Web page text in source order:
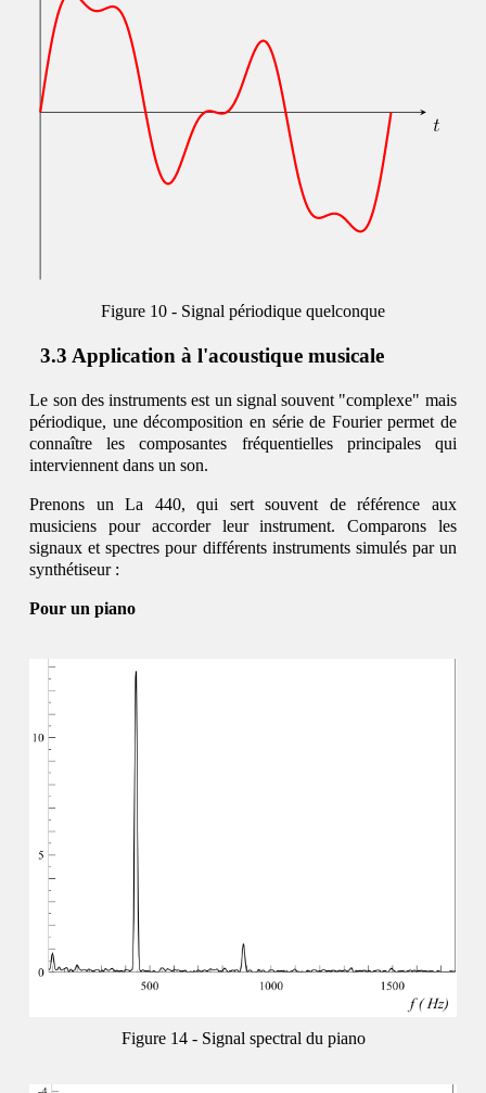
Signal périodique quelconque
Application à l'acoustique musicale
Le son des instruments est un signal souvent "complexe" mais
périodique, une décomposition en série de Fourier permet de
connaître les composantes fréquentielles principales qui
interviennent dans un son.
Prenons un La 440, qui sert souvent de référence aux
musiciens pour accorder leur instrument. Comparons les
signaux et spectres pour différents instruments simulés par un
synthétiseur :
Pour un piano
Signal spectral du piano